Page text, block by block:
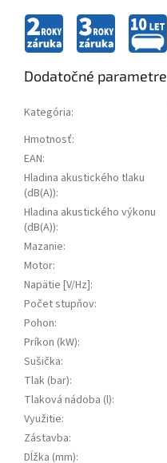
Dodatočné parametre
Kategória:
Hmotnosť:
EAN:
Hladina akustického tlaku
(dB(A)):
Hladina akustického výkonu
(dB(A)):
Mazanie:
Motor:
Napätie [V/Hz]:
Počet stupňov:
Pohon:
Príkon (kW):
Sušička:
Tlak (bar):
Tlaková nádoba (l):
Využitie:
Zástavba:
Dĺžka (mm):